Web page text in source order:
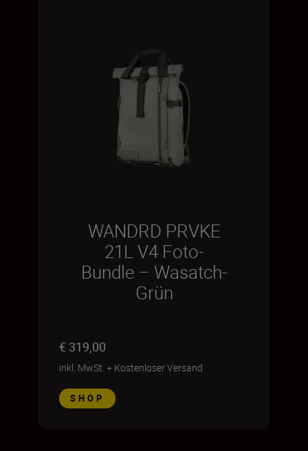
WANDRD PRVKE
21L V4 Foto-
Bundle – Wasatch-
Grün
€ 319,00
inkl. MwSt. + Kostenloser Versand
SHOP